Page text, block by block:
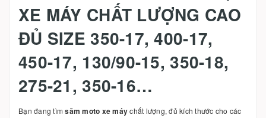
XE MÁY CHẤT LƯỢNG CAO
ĐỦ SIZE 350-17, 400-17,
450-17, 130/90-15, 350-18,
275-21, 350-16…
Bạn đang tìmsăm moto xe máychất lượng, đủ kích thước cho các